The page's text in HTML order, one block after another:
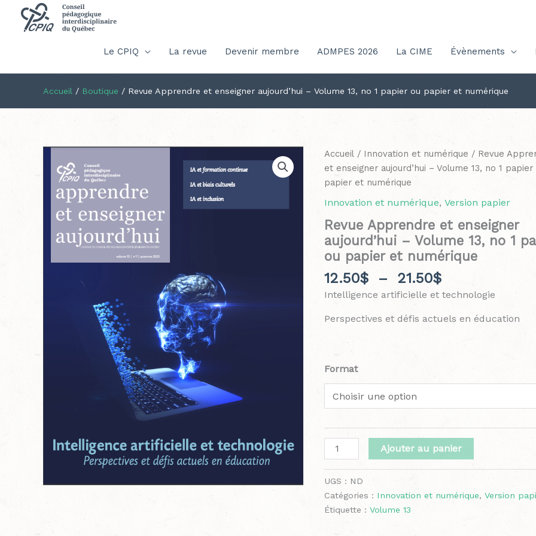
Le CPIQ La revue Devenir membre ADMPES 2026 La CIME Évènements
Accueil / Boutique / Revue Apprendre et enseigner aujourd’hui – Volume 13, no 1 papier ou papier et numérique
Accueil / Innovation et numérique / Revue
et enseigner aujourd’hui – Volume 13, no 1 papier
papier et numérique
Innovation et numérique, Version papier
Revue Apprendre et enseigner
aujourd’hui – Volume 13, no 1
ou papier et numérique
12.50$ – 21.50$
Plage
de
12.50$
à
21.50$
Intelligence artificielle et technologie
Perspectives et défis actuels en éducation
Format
quantité
de
Revue
enseigner
aujourd'hui
-
Volume
13,
no
papier
et
numérique
Ajouter au panier
UGS : ND
Catégories : Innovation et numérique, Version
Étiquette : Volume 13